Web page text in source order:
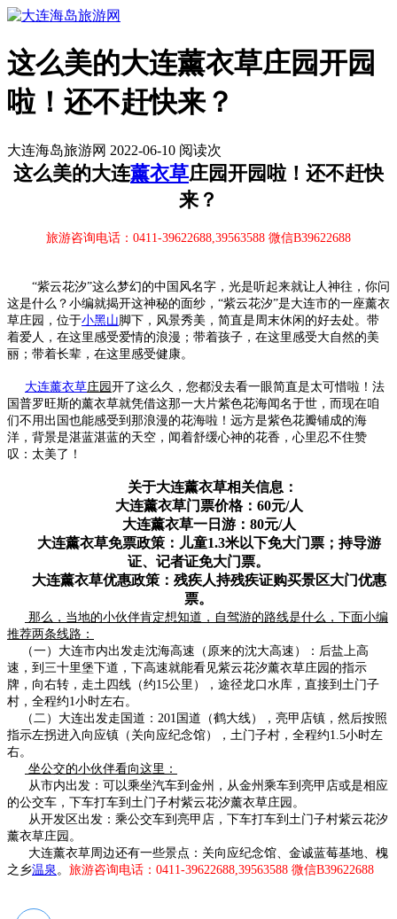
这么美的大连薰衣草庄园开园
啦！还不赶快来？
大连海岛旅游网 2022-06-10 阅读次
这么美的大连薰衣草庄园开园啦！还不赶快
来？
旅游咨询电话：0411-39622688,39563588 微信B39622688
“紫云花汐”这么梦幻的中国风名字，光是听起来就让人神往，你问
这是什么？小编就揭开这神秘的面纱，“紫云花汐”是大连市的一座薰衣
草庄园，位于小黑山 脚下，风景秀美，简直是周末休闲的好去处。带
着爱人，在这里感受爱情的浪漫；带着孩子，在这里感受大自然的美
丽；带着长辈，在这里感受健康。
大连薰衣草庄园 开了这么久，您都没去看一眼简直是太可惜啦！法
国普罗旺斯的薰衣草就凭借这那一大片紫色花海闻名于世，而现在咱
们不用出国也能感受到那浪漫的花海啦！远方是紫色花瓣铺成的海
洋，背景是湛蓝湛蓝的天空，闻着舒缓心神的花香，心里忍不住赞
叹：太美了！
关于大连薰衣草相关信息：
大连薰衣草门票价格：60元/人
大连薰衣草一日游：80元/人
大连薰衣草免票政策：儿童1.3米以下免大门票；持导游
证、记者证免大门票。
大连薰衣草优惠政策：残疾人持残疾证购买景区大门优惠
票。
那么，当地的小伙伴肯定想知道，自驾游的路线是什么，下面小编
推荐两条线路：
（一） 大连市内出发走沈海高速（原来的沈大高速）：后盐上高
速，到三十里堡下道，下高速就能看见紫云花汐薰衣草庄园的指示
牌，向右转，走土四线（约15公里），途径龙口水库，直接到土门子
村，全程约1小时左右。
（二） 大连出发走国道：201国道（鹤大线），亮甲店镇，然后按照
指示左拐进入向应镇（关向应纪念馆），土门子村，全程约1.5小时左
右。
坐公交的小伙伴看向这里：
从市内出发：可以乘坐汽车到金州，从金州乘车到亮甲店或是相应
的公交车，下车打车到土门子村紫云花汐薰衣草庄园。
从开发区出发：乘公交车到亮甲店，下车打车到土门子村紫云花汐
薰衣草庄园。
大连薰衣草周边还有一些景点：关向应纪念馆、金诚蓝莓基地、槐
之乡温泉 。 旅游咨询电话：0411-39622688,39563588 微信B39622688